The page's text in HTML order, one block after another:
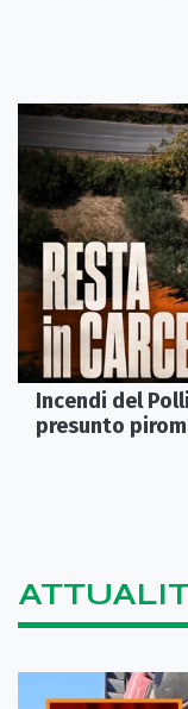
Incendi del
presunto